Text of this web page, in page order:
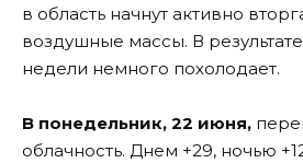
в область начнут активно
воздушные массы. В
недели немного похолодает.
В понедельник, 22 июня,
облачность. Днем +29, ночью